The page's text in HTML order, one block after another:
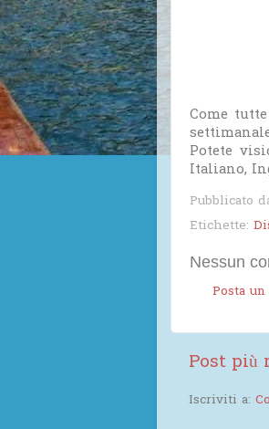
Come
Potete
Italiano,
Pubblicato
Etichette:
Nessun
Posta
Post più
Iscriviti a: